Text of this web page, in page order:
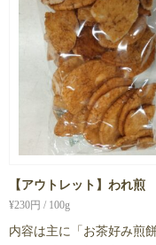
【アウトレット】われ煎
¥230円 / 100g
内容は主に「お茶好み煎